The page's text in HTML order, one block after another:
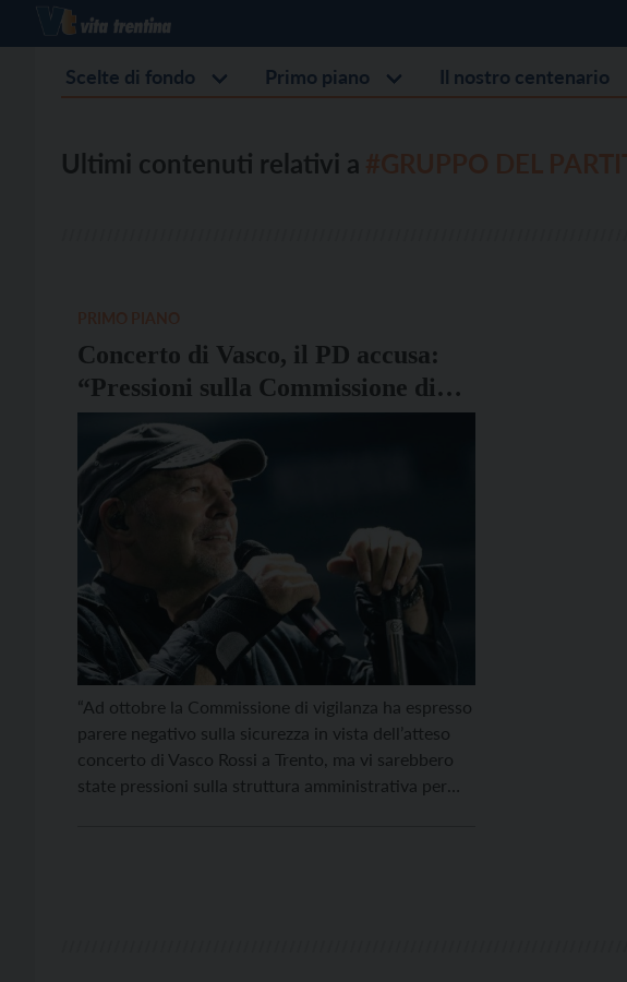
Scelte di fondo Primo piano Il nostro centenario
Ultimi contenuti relativi a
Concerto di Vasco, il PD accusa:
“Pressioni sulla Commissione di
vigilanza, costretta a ritirare il
parere negativo sulla sicurezza”
“Ad ottobre la Commissione di vigilanza ha espresso
parere negativo sulla sicurezza in vista dell’atteso
concerto di Vasco Rossi a Trento, ma vi sarebbero
state pressioni sulla struttura amministrativa per